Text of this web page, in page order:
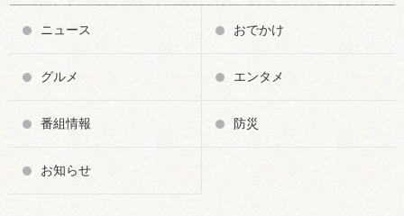
ニュース おでかけ
グルメ エンタメ
番組情報 防災
お知らせ